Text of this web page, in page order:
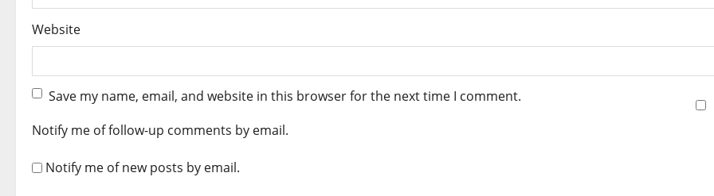
Website
Save my name, email, and website in this browser for the next time I comment.
Notify me of follow-up comments by email.
Notify me of new posts by email.